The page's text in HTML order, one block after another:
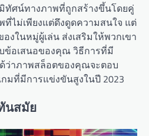
ทัศน์ทางภาพที่ถูกสร้างขึ้นโดยคู่
ไม่เพียงแต่ดึงดูดความสนใจ แต่
งในหมู่ผู้เล่น ส่งเสริมให้พวกเขา
ข้อเสนอของคุณ วิธีการที่มี
ว่าภาพสล็อตของคุณจะตอบ
มที่มีการแข่งขันสูงในปี 2023
นสมัย